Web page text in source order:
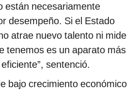
están necesariamente
desempeño. Si el Estado
atrae nuevo talento ni mide
tenemos es un aparato más
sentenció.
bajo crecimiento económico